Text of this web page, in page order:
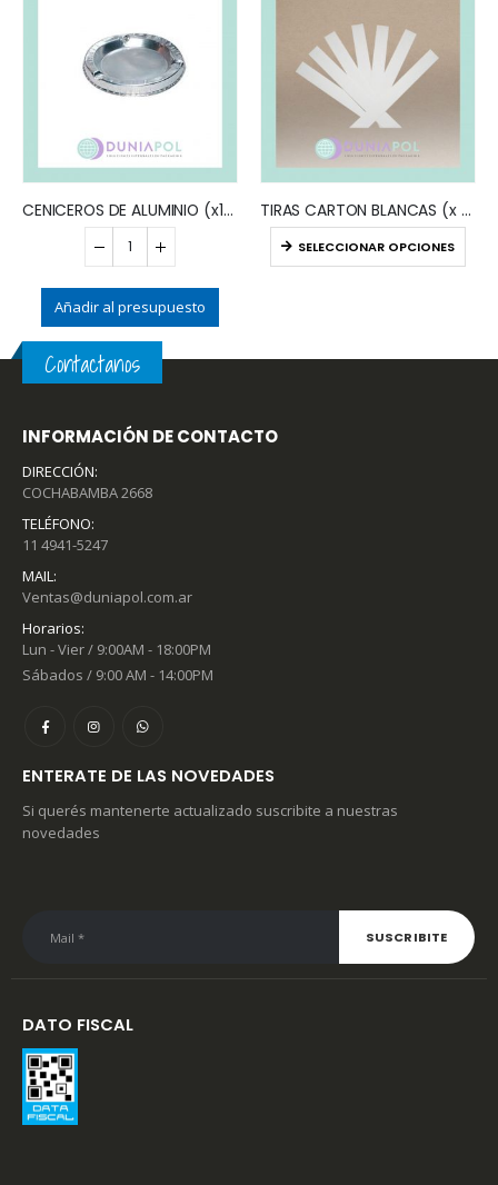
SELECCIONAR OPCIONES
BANDEJA ALUMINIO (x100)
SELECCIONAR OPCIONES
Contactanos
DIRECCIÓN:
COCHABAMBA 2668
TELÉFONO:
11 4941-5247
MAIL:
Ventas@duniapol.com.ar
Horarios:
Lun - Vier / 9:00AM - 18:00PM
Sábados / 9:00 AM - 14:00PM
Si querés mantenerte actualizado suscribite a nuestras
novedades